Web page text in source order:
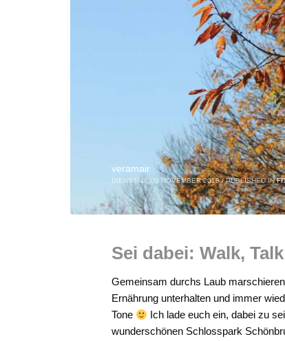
veramair
DIENSTAG, 06 NOVEMBER 2018 / PUBLISHED IN
Sei dabei: Walk,
Gemeinsam durchs Laub
Ernährung unterhalten und immer
Tone
Ich lade euch ein, dabei zu
wunderschönen Schlosspark